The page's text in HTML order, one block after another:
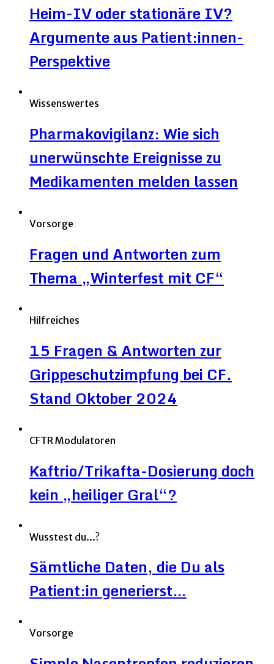
Heim-IV oder stationäre IV?
Argumente aus Patient:innen-
Perspektive
Wissenswertes
Pharmakovigilanz: Wie sich
unerwünschte Ereignisse zu
Medikamenten melden lassen
Vorsorge
Fragen und Antworten zum
Thema „Winterfest mit CF“
Hilfreiches
15 Fragen & Antworten zur
Grippeschutzimpfung bei CF.
Stand Oktober 2024
CFTR Modulatoren
Kaftrio/Trikafta-Dosierung doch
kein „heiliger Gral“?
Wusstest du...?
Sämtliche Daten, die Du als
Patient:in generierst…
Vorsorge